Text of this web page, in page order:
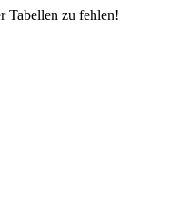
Tabellen zu fehlen!